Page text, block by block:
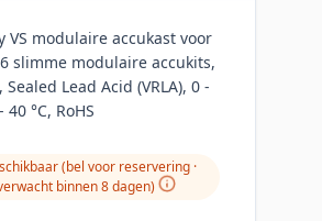
VS modulaire accukast voor
slimme modulaire accukits,
Sealed Lead Acid (VRLA), 0 -
40 °C, RoHS
(bel voor reservering ·
binnen 8 dagen)